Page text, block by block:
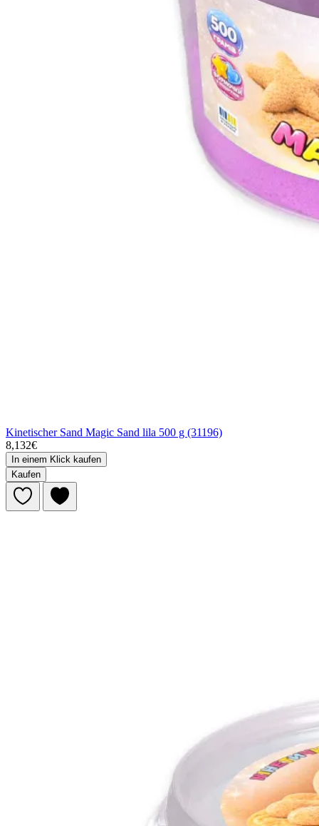
Kinetischer Sand Magic Sand lila 500 g (31196)
8,132€
In einem Klick kaufen
Kaufen